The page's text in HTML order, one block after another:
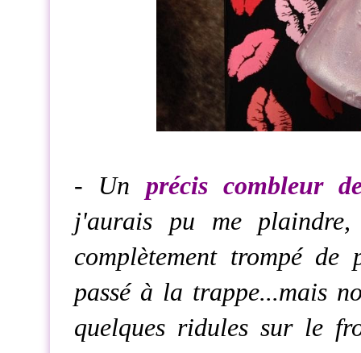
- Un précis combleur
j'aurais pu me
complètement trompé
passé à la trappe...mais
quelques ridules sur le